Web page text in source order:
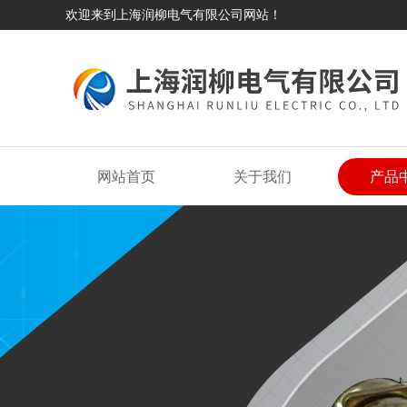
欢迎来到上海润柳电气有限公司网站！
网站首页 关于我们 产品